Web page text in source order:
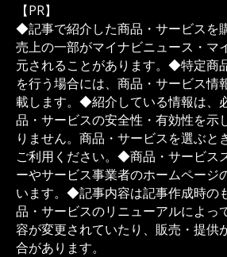
【PR】
◆記事で紹介した商品・サービスを
売上の一部がマイナビニュース・マ
元されることがあります。◆特定商
を行う場合には、商品・サービス情
載します。◆紹介している情報は、
品・サービスの安全性・有効性を示
りません。商品・サービスを選ぶと
ご利用ください。◆商品・サービス
ーやサービス事業者のホームページ
います。◆記事内容は記事作成時の
品・サービスのリニューアルによっ
容が変更されていたり、販売・提供
合があります。